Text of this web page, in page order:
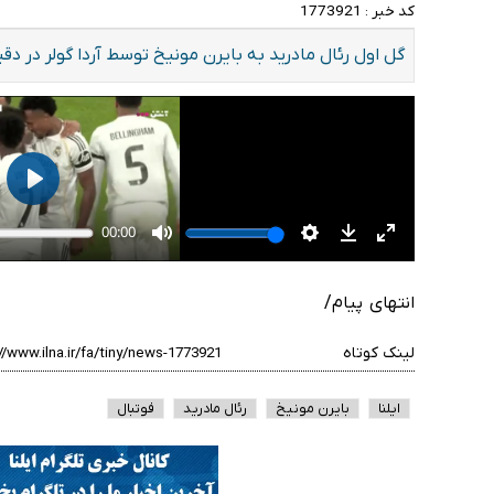
کد خبر : 1773921
گل اول رئال مادرید به بایرن مونیخ توسط آردا گولر در دقیقه 1
انتهای پیام/
لینک کوتاه
ایلنا بایرن مونیخ رئال مادرید فوتبال